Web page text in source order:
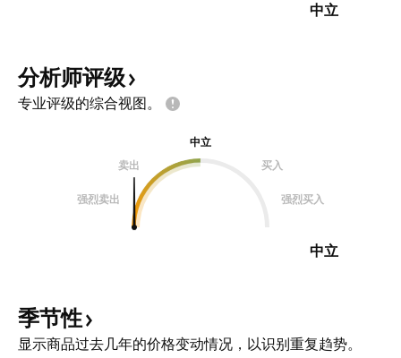
中立
分析师评级
专业评级的综合视图。
中立
卖出
买入
强烈卖出 强烈买入
中立
季节性
显示商品过去几年的价格变动情况，以识别重复趋势。